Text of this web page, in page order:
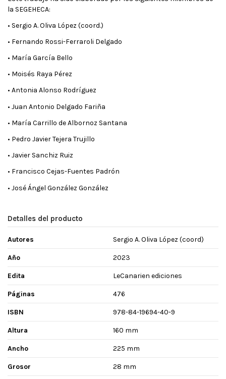
la SEGEHECA:
• Sergio A. Oliva López (coord.)
• Fernando Rossi-Ferraroli Delgado
• María García Bello
• Moisés Raya Pérez
• Antonia Alonso Rodríguez
• Juan Antonio Delgado Fariña
• María Carrillo de Albornoz Santana
• Pedro Javier Tejera Trujillo
• Javier Sanchiz Ruiz
• Francisco Cejas-Fuentes Padrón
• José Ángel González González
Detalles del producto
Autores Sergio A. Oliva López (coord)
Año 2023
Edita LeCanarien ediciones
Páginas 476
ISBN 978-84-19694-40-9
Altura 160 mm
Ancho 225 mm
Grosor 28 mm